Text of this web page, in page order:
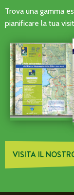
Trova una gamma
pianificare la tua
VISITA IL